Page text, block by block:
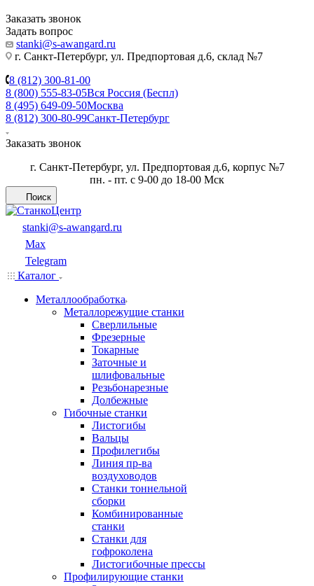
Заказать звонок
Задать вопрос
stanki@s-awangard.ru
г. Санкт-Петербург, ул. Предпортовая д.6, склад №7
8 (812) 300-81-00
8 (800) 555-83-05Вся Россия (Беспл)
8 (495) 649-09-50Москва
8 (812) 300-80-99Санкт-Петербург
Заказать звонок
г. Санкт-Петербург, ул. Предпортовая д.6, корпус №7
пн. - пт. с 9-00 до 18-00 Мск
Поиск
stanki@s-awangard.ru
Max
Telegram
Каталог
Металлообработка
Металлорежущие станки
Сверлильные
Фрезерные
Токарные
Заточные и
шлифовальные
Резьбонарезные
Долбежные
Гибочные станки
Листогибы
Вальцы
Профилегибы
Линия пр-ва
воздуховодов
Станки тоннельной
сборки
Комбинированные
станки
Станки для
гофроколена
Листогибочные прессы
Профилирующие станки